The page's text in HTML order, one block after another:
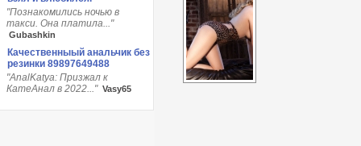
"Познакомились ночью в
такси. Она платила..."
Gubashkin
Качественныый анальчик без
резинки 89897649488
"AnalKatya: Призжал к
КатеАнал в 2022..." Vasy65